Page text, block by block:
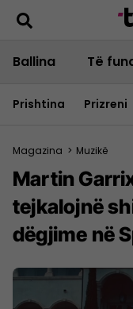
Ballina Të
Prishtina Prizreni
Magazina > Muzikë
Martin
tejkalojnë
dëgjime në